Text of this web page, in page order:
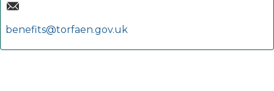
benefits@torfaen.gov.uk